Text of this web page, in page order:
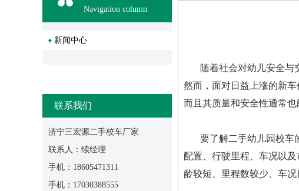
Navigation column
新闻中心
联系我们
济宁三宏源二手校车厂家
联系人：续经理
手机：18605471311
手机：17030388555
随着社会对幼儿安全与
然而，面对日益上涨的新
而且其质量和安全性通常
要了解二手幼儿园校车
配置、行驶里程、车况以
龄较短、里程数较少、车